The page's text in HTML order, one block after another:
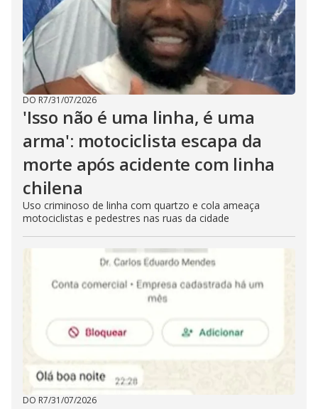
DO R7/31/07/2026
'Isso não é uma linha, é uma
arma': motociclista escapa da
morte após acidente com linha
chilena
Uso criminoso de linha com quartzo e cola ameaça
motociclistas e pedestres nas ruas da cidade
DO R7/31/07/2026